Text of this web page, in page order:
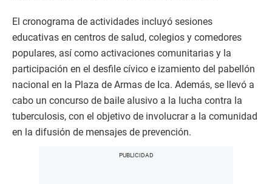
El cronograma de actividades incluyó sesiones
educativas en centros de salud, colegios y comedores
populares, así como activaciones comunitarias y la
participación en el desfile cívico e izamiento del pabellón
nacional en la Plaza de Armas de Ica. Además, se llevó a
cabo un concurso de baile alusivo a la lucha contra la
tuberculosis, con el objetivo de involucrar a la comunidad
en la difusión de mensajes de prevención.